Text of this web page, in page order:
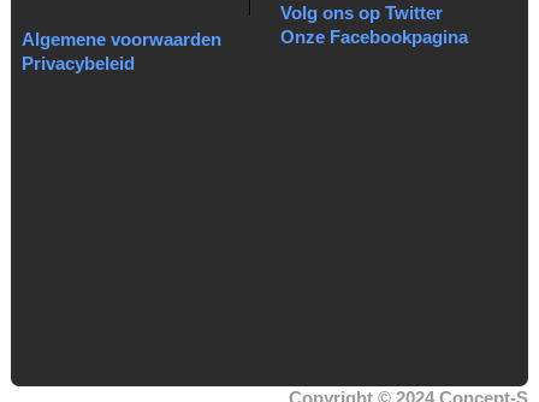
Algemene voorwaarden
Privacybeleid
Volg ons op Twitter
Onze Facebookpagina